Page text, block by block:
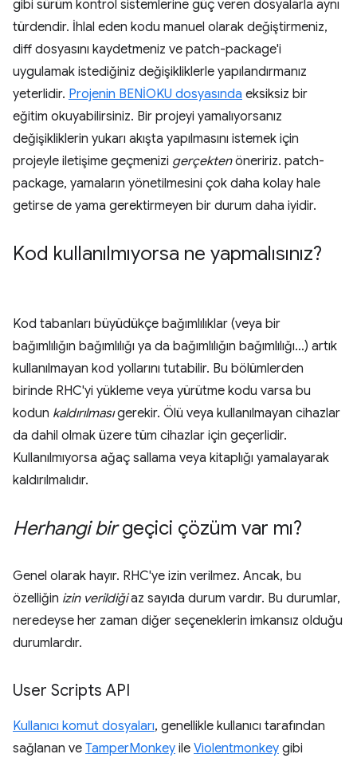
gibi sürüm kontrol sistemlerine güç veren dosyalarla aynı
türdendir. İhlal eden kodu manuel olarak değiştirmeniz,
diff dosyasını kaydetmeniz ve patch-package'i
uygulamak istediğiniz değişikliklerle yapılandırmanız
yeterlidir. Projenin BENİOKU dosyasında eksiksiz bir
eğitim okuyabilirsiniz. Bir projeyi yamalıyorsanız
değişikliklerin yukarı akışta yapılmasını istemek için
projeyle iletişime geçmenizi gerçektenöneririz. patch-
package, yamaların yönetilmesini çok daha kolay hale
getirse de yama gerektirmeyen bir durum daha iyidir.
Kod kullanılmıyorsa ne yapmalısınız?
Kod tabanları büyüdükçe bağımlılıklar (veya bir
bağımlılığın bağımlılığı ya da bağımlılığın bağımlılığı…) artık
kullanılmayan kod yollarını tutabilir. Bu bölümlerden
birinde RHC'yi yükleme veya yürütme kodu varsa bu
kodun kaldırılmasıgerekir. Ölü veya kullanılmayan cihazlar
da dahil olmak üzere tüm cihazlar için geçerlidir.
Kullanılmıyorsa ağaç sallama veya kitaplığı yamalayarak
kaldırılmalıdır.
Herhangi birgeçici çözüm var mı?
Genel olarak hayır. RHC'ye izin verilmez. Ancak, bu
özelliğin izin verildiğiaz sayıda durum vardır. Bu durumlar,
neredeyse her zaman diğer seçeneklerin imkansız olduğu
durumlardır.
User Scripts API
Kullanıcı komut dosyaları, genellikle kullanıcı tarafından
sağlanan ve TamperMonkey ile Violentmonkey gibi